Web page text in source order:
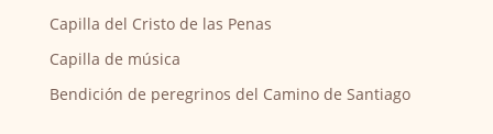
Capilla del Cristo de las Penas
Capilla de música
Bendición de peregrinos del Camino de Santiago